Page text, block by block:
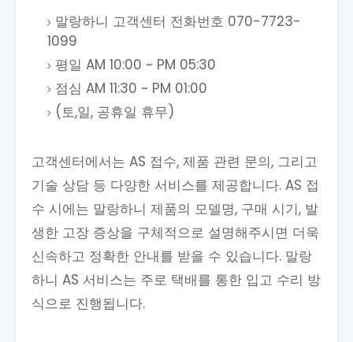
말랑하니 고객센터 전화번호 070-7723-
1099
평일 AM 10:00 ~ PM 05:30
점심 AM 11:30 ~ PM 01:00
(토,일, 공휴일 휴무)
고객센터에서는 AS 접수, 제품 관련 문의, 그리고
기술 상담 등 다양한 서비스를 제공합니다. AS 접
수 시에는 말랑하니 제품의 모델명, 구매 시기, 발
생한 고장 증상을 구체적으로 설명해주시면 더욱
신속하고 정확한 안내를 받을 수 있습니다. 말랑
하니 AS 서비스는 주로 택배를 통한 입고 수리 방
식으로 진행됩니다.